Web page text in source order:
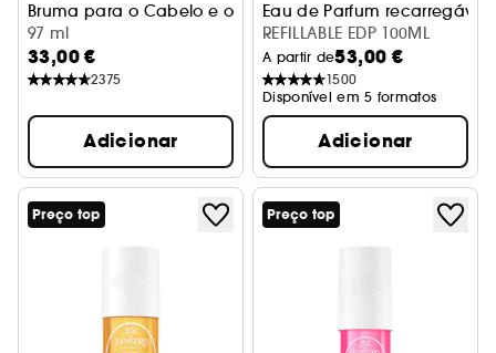
Bruma para o Cabelo e o Corpo
97 ml
33,00 €
2375
Adicionar
Eau de Parfum recarregável
REFILLABLE EDP 100ML
A partir de53,00 €
1500
Disponível em 5 formatos
Adicionar
Preço top Preço top